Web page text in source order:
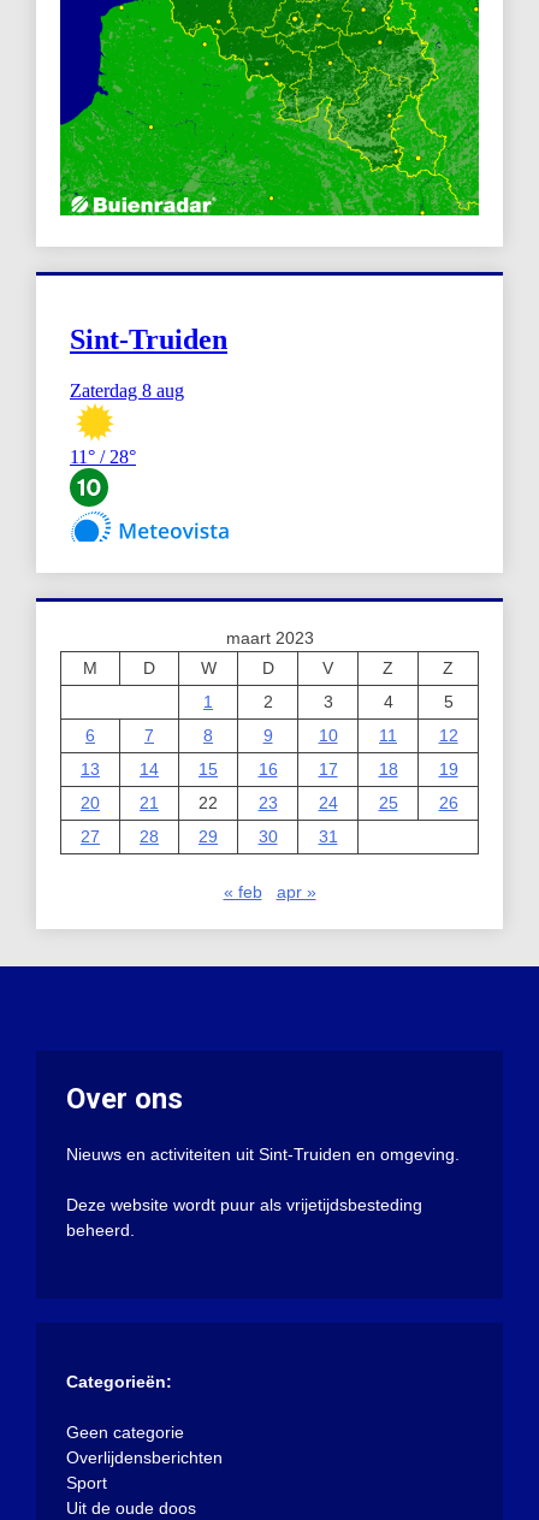
maart 2023
M
D W D V Z
Z
1
2 3 4
5
6
7 8 9 10 11
12
13
14 15 16 17 18
19
20
21 22 23 24 25
26
27
28 29 30 31
« feb apr »
Over ons
Nieuws en activiteiten uit Sint-Truiden en omgeving.
Deze website wordt puur als vrijetijdsbesteding
beheerd.
Categorieën:
Geen categorie
Overlijdensberichten
Sport
Uit de oude doos